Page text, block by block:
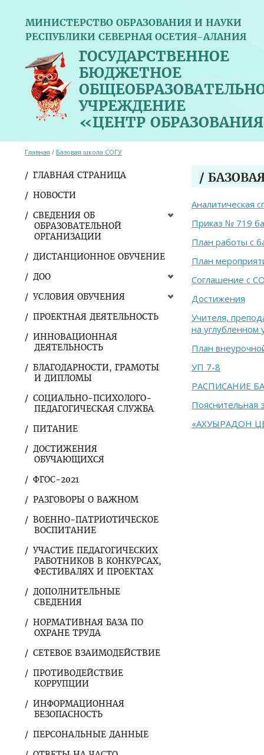
МИНИСТЕРСТВО ОБРАЗОВАНИЯ И НАУКИ
РЕСПУБЛИКИ СЕВЕРНАЯ ОСЕТИЯ-АЛАНИЯ
ГОСУДАРСТВЕННОЕ
БЮДЖЕТНОЕ
УЧРЕЖДЕНИЕ
«ЦЕНТР
ГЛАВНАЯ СТРАНИЦА
НОВОСТИ
СВЕДЕНИЯ ОБ
ОБРАЗОВАТЕЛЬНОЙ
ОРГАНИЗАЦИИ
ДИСТАНЦИОННОЕ ОБУЧЕНИЕ
ДОО
УСЛОВИЯ ОБУЧЕНИЯ
ПРОЕКТНАЯ ДЕЯТЕЛЬНОСТЬ
ИННОВАЦИОННАЯ
ДЕЯТЕЛЬНОСТЬ
БЛАГОДАРНОСТИ, ГРАМОТЫ
И ДИПЛОМЫ
СОЦИАЛЬНО-ПСИХОЛОГО-
ПЕДАГОГИЧЕСКАЯ СЛУЖБА
ПИТАНИЕ
ДОСТИЖЕНИЯ
ОБУЧАЮЩИХСЯ
ФГОС-2021
РАЗГОВОРЫ О ВАЖНОМ
ВОЕННО-ПАТРИОТИЧЕСКОЕ
ВОСПИТАНИЕ
УЧАСТИЕ ПЕДАГОГИЧЕСКИХ
РАБОТНИКОВ В КОНКУРСАХ,
ФЕСТИВАЛЯХ И ПРОЕКТАХ
ДОПОЛНИТЕЛЬНЫЕ
СВЕДЕНИЯ
НОРМАТИВНАЯ БАЗА ПО
ОХРАНЕ ТРУДА
СЕТЕВОЕ ВЗАИМОДЕЙСТВИЕ
ПРОТИВОДЕЙСТВИЕ
КОРРУПЦИИ
ИНФОРМАЦИОННАЯ
БЕЗОПАСНОСТЬ
ПЕРСОНАЛЬНЫЕ ДАННЫЕ
Главная / Базовая школа СОГУ
/
Аналитическая
Приказ № 719
План работы с
План
Соглашение с
Достижения
Учителя,
на углубленном
План
УП 7-8
РАСПИСАНИЕ
Пояснительная
«АХУЫРАДОН